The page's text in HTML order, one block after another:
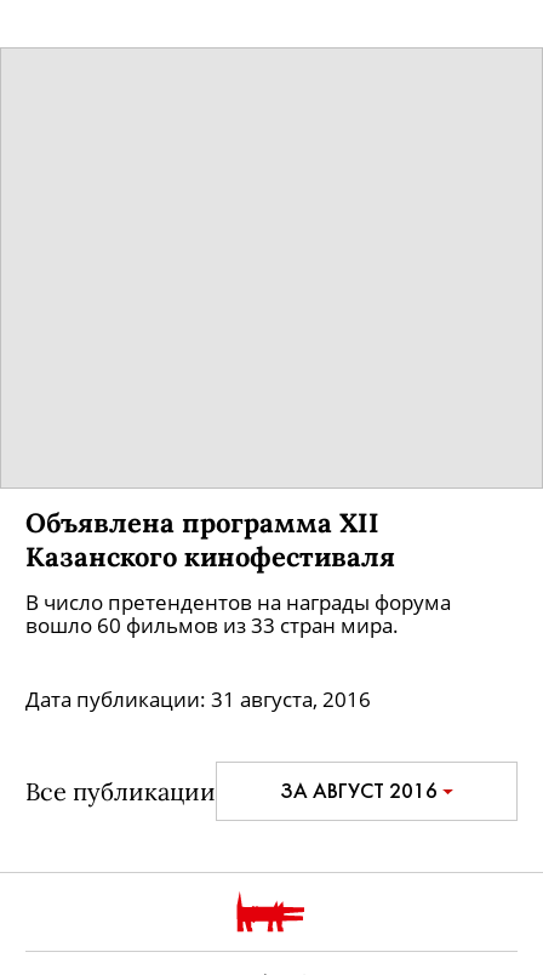
Объявлена программа XII
Казанского кинофестиваля
В число претендентов на награды форума
вошло 60 фильмов из 33 стран мира.
Дата публикации: 31 августа, 2016
Все публикации ЗА АВГУСТ 2016